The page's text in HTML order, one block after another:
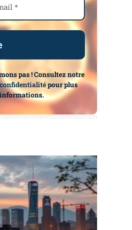
pas ! Consultez notre
pour plus